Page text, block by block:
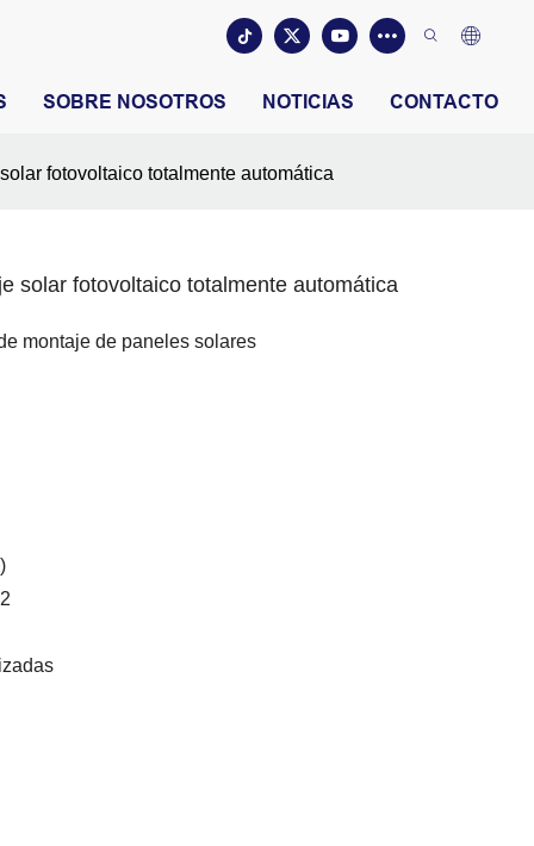
SOBRE NOSOTROS NOTICIAS CONTACTO
fotovoltaico totalmente automática
solar fotovoltaico totalmente automática
montaje de paneles solares